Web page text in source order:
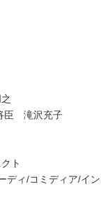
臣 滝沢充子
ト
ディ/コミディア/イン